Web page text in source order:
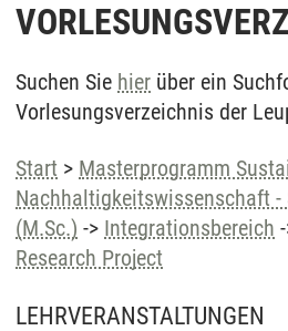
Suchen Sie hier über ein
Vorlesungsverzeichnis der
Start > Masterprogramm
Nachhaltigkeitswissenschaft
(M.Sc.) -> Integrationsbereich
Research Project
LEHRVERANSTALTUNGEN